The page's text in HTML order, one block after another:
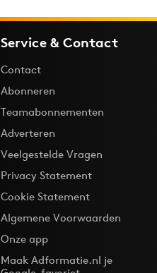
Service & Contact
Contact
Abonneren
Teamabonnementen
Adverteren
Veelgestelde Vragen
Privacy Statement
Cookie Statement
Algemene Voorwaarden
Onze app
Maak Adformatie.nl je